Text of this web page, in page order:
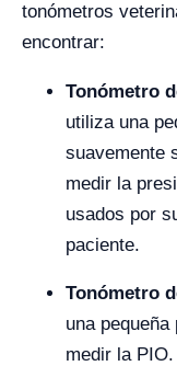
tonómetros
encontrar:
Tonómetro
utiliza una
suavemente
medir la
usados por
paciente.
Tonómetro
una
medir la